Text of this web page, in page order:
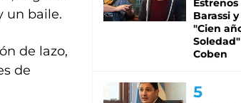
un baile.
de lazo,
de
Estrenos
Barassi
"Cien
Coben